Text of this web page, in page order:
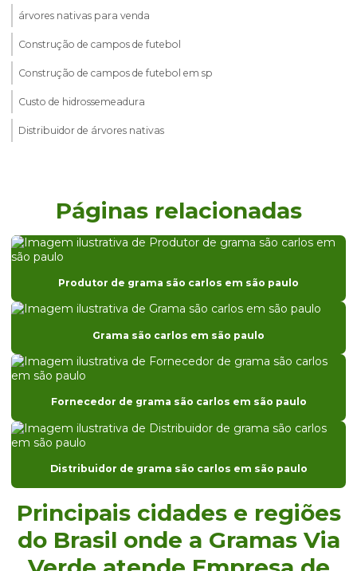
árvores nativas para venda
Construção de campos de futebol
Construção de campos de futebol em sp
Custo de hidrossemeadura
Distribuidor de árvores nativas
Distribuidor de grama batatais
Distribuidor de grama batatais em sp
Distribuidor de grama bermuda em paraná
Distribuidor de grama bermuda em são paulo
Distribuidor de grama para campo de futebol
Distribuidor de grama para casa de praia em sp
Distribuidor de grama coreana
Distribuidor de grama coreana em sp
Distribuidor de grama entregue para obras
Distribuidor de grama entregue para obras em sp
Páginas relacionadas
Produtor de grama são carlos em são paulo
Grama são carlos em são paulo
Fornecedor de grama são carlos em são paulo
Distribuidor de grama são carlos em são paulo
Principais cidades e regiões
do Brasil onde a Gramas Via